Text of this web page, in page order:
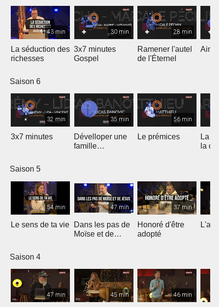
43 min
La séduction des
richesses
30 min
3x7 minutes
Gospel
28 min
Ramener l'autel
de l'Éternel
Saison 6
32 min
3x7 minutes
35 min
Dévelloper une
famille
56 min
Le prémices
La
la
Saison 5
54 min
Le sens de ta vie
47 min
Dans les pas de
Moïse et de
37 min
Honoré d'être
adopté
Saison 4
47 min 45 min 46 min